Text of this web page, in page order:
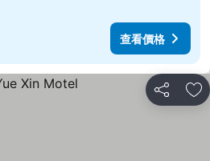
查看價格
分享 加